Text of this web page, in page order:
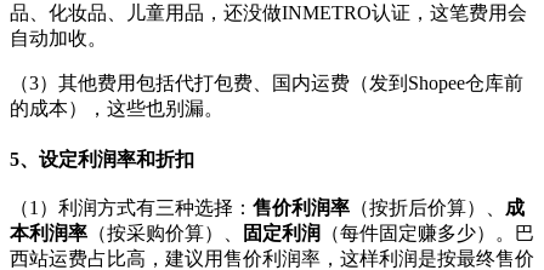
品、化妆品、儿童用品，还没做INMETRO认证，这笔费用会
自动加收。
（3）其他费用包括代打包费、国内运费（发到Shopee仓库前
的成本），这些也别漏。
5、设定利润率和折扣
（1）利润方式有三种选择： 售价利润率 （按折后价算）、 成
本利润率 （按采购价算）、 固定利润
（每件固定赚多少）。巴
西站运费占比高，建议用售价利润率，这样利润是按最终售价